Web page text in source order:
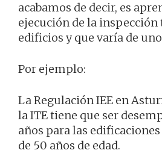
acabamos de decir, es
ejecución de la inspección
edificios y que varía de
Por ejemplo:
La Regulación IEE en
la ITE tiene que ser
años para las
de 50 años de edad.